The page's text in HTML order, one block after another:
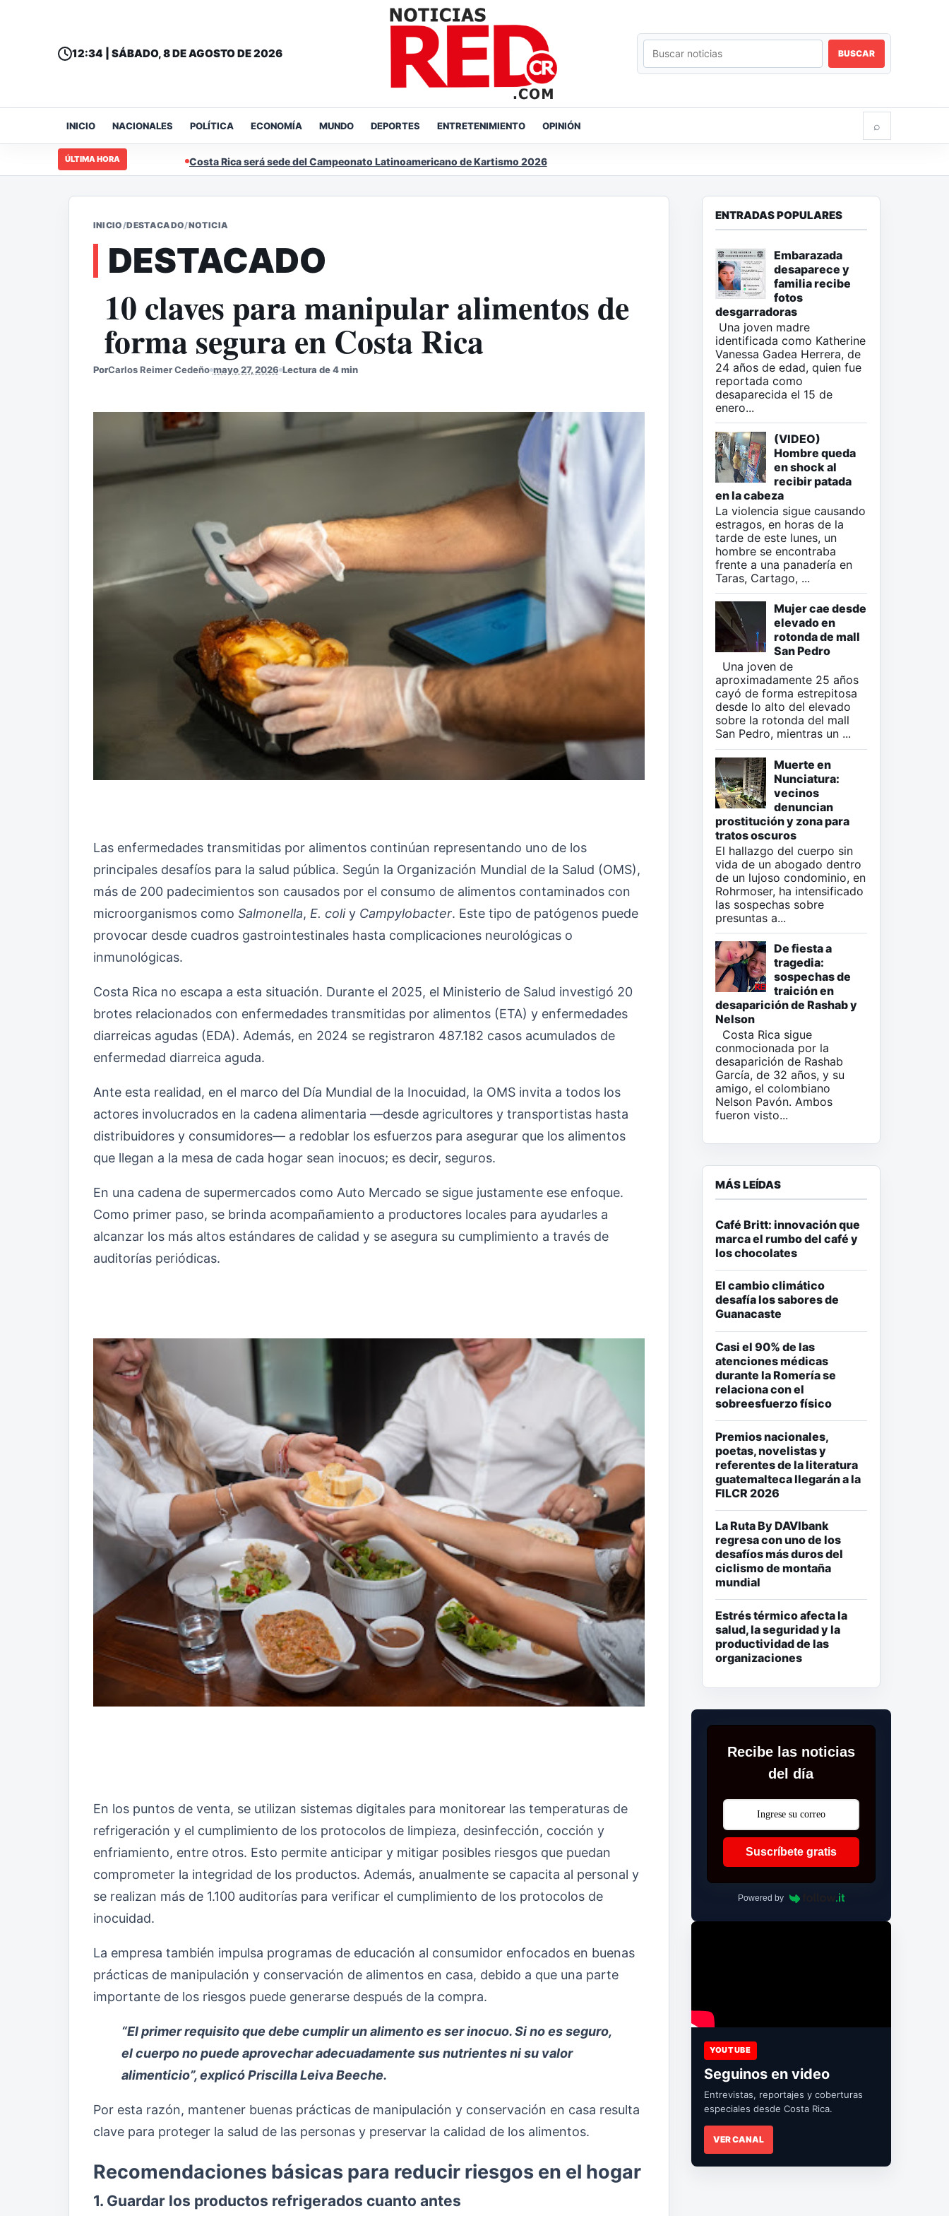
12:34 | SÁBADO, 8 DE AGOSTO DE 2026 BUSCAR
INICIO NACIONALES POLÍTICA ECONOMÍA MUNDO DEPORTES ENTRETENIMIENTO OPINIÓN ⌕
ÚLTIMA HORA Costa Rica será sede del Campeonato Latinoamericano de Kartismo 2026
INICIO/DESTACADO/NOTICIA
DESTACADO
10 claves para manipular alimentos de
forma segura en Costa Rica
PorCarlos Reimer Cedeño mayo 27, 2026 Lectura de 4 min
Las enfermedades transmitidas por alimentos continúan representando uno de los
principales desafíos para la salud pública. Según la Organización Mundial de la Salud (OMS),
más de 200 padecimientos son causados por el consumo de alimentos contaminados con
microorganismos como Salmonella, E. coliy Campylobacter. Este tipo de patógenos puede
provocar desde cuadros gastrointestinales hasta complicaciones neurológicas o
inmunológicas.
Costa Rica no escapa a esta situación. Durante el 2025, el Ministerio de Salud investigó 20
brotes relacionados con enfermedades transmitidas por alimentos (ETA) y enfermedades
diarreicas agudas (EDA). Además, en 2024 se registraron 487.182 casos acumulados de
enfermedad diarreica aguda.
Ante esta realidad, en el marco del Día Mundial de la Inocuidad, la OMS invita a todos los
actores involucrados en la cadena alimentaria —desde agricultores y transportistas hasta
distribuidores y consumidores— a redoblar los esfuerzos para asegurar que los alimentos
que llegan a la mesa de cada hogar sean inocuos; es decir, seguros.
En una cadena de supermercados como Auto Mercado se sigue justamente ese enfoque.
Como primer paso, se brinda acompañamiento a productores locales para ayudarles a
alcanzar los más altos estándares de calidad y se asegura su cumplimiento a través de
auditorías periódicas.
En los puntos de venta, se utilizan sistemas digitales para monitorear las temperaturas de
refrigeración y el cumplimiento de los protocolos de limpieza, desinfección, cocción y
enfriamiento, entre otros. Esto permite anticipar y mitigar posibles riesgos que puedan
comprometer la integridad de los productos. Además, anualmente se capacita al personal y
se realizan más de 1.100 auditorías para verificar el cumplimiento de los protocolos de
inocuidad.
La empresa también impulsa programas de educación al consumidor enfocados en buenas
prácticas de manipulación y conservación de alimentos en casa, debido a que una parte
importante de los riesgos puede generarse después de la compra.
“El primer requisito que debe cumplir un alimento es ser inocuo. Si no es seguro,
el cuerpo no puede aprovechar adecuadamente sus nutrientes ni su valor
alimenticio”, explicó Priscilla Leiva Beeche.
Por esta razón, mantener buenas prácticas de manipulación y conservación en casa resulta
clave para proteger la salud de las personas y preservar la calidad de los alimentos.
Recomendaciones básicas para reducir riesgos en el hogar
1. Guardar los productos refrigerados cuanto antes
ENTRADAS POPULARES
Embarazada
desaparece y
familia recibe
fotos
desgarradoras
Una joven madre
identificada como Katherine
Vanessa Gadea Herrera, de
24 años de edad, quien fue
reportada como
desaparecida el 15 de
enero...
(VIDEO)
Hombre queda
en shock al
recibir patada
en la cabeza
La violencia sigue causando
estragos, en horas de la
tarde de este lunes, un
hombre se encontraba
frente a una panadería en
Taras, Cartago, ...
Mujer cae desde
elevado en
rotonda de mall
San Pedro
Una joven de
aproximadamente 25 años
cayó de forma estrepitosa
desde lo alto del elevado
sobre la rotonda del mall
San Pedro, mientras un ...
Muerte en
Nunciatura:
vecinos
denuncian
prostitución y zona para
tratos oscuros
El hallazgo del cuerpo sin
vida de un abogado dentro
de un lujoso condominio, en
Rohrmoser, ha intensificado
las sospechas sobre
presuntas a...
De fiesta a
tragedia:
sospechas de
traición en
desaparición de Rashab y
Nelson
Costa Rica sigue
conmocionada por la
desaparición de Rashab
García, de 32 años, y su
amigo, el colombiano
Nelson Pavón. Ambos
fueron visto...
MÁS LEÍDAS
Café Britt: innovación que
marca el rumbo del café y
los chocolates
El cambio climático
desafía los sabores de
Guanacaste
Casi el 90% de las
atenciones médicas
durante la Romería se
relaciona con el
sobreesfuerzo físico
Premios nacionales,
poetas, novelistas y
referentes de la literatura
guatemalteca llegarán a la
FILCR 2026
La Ruta By DAVIbank
regresa con uno de los
desafíos más duros del
ciclismo de montaña
mundial
Estrés térmico afecta la
salud, la seguridad y la
productividad de las
organizaciones
Recibe las noticias
del día
Suscríbete gratis
Powered by
YOUTUBE
Seguinos en video
Entrevistas, reportajes y coberturas
especiales desde Costa Rica.
VER CANAL